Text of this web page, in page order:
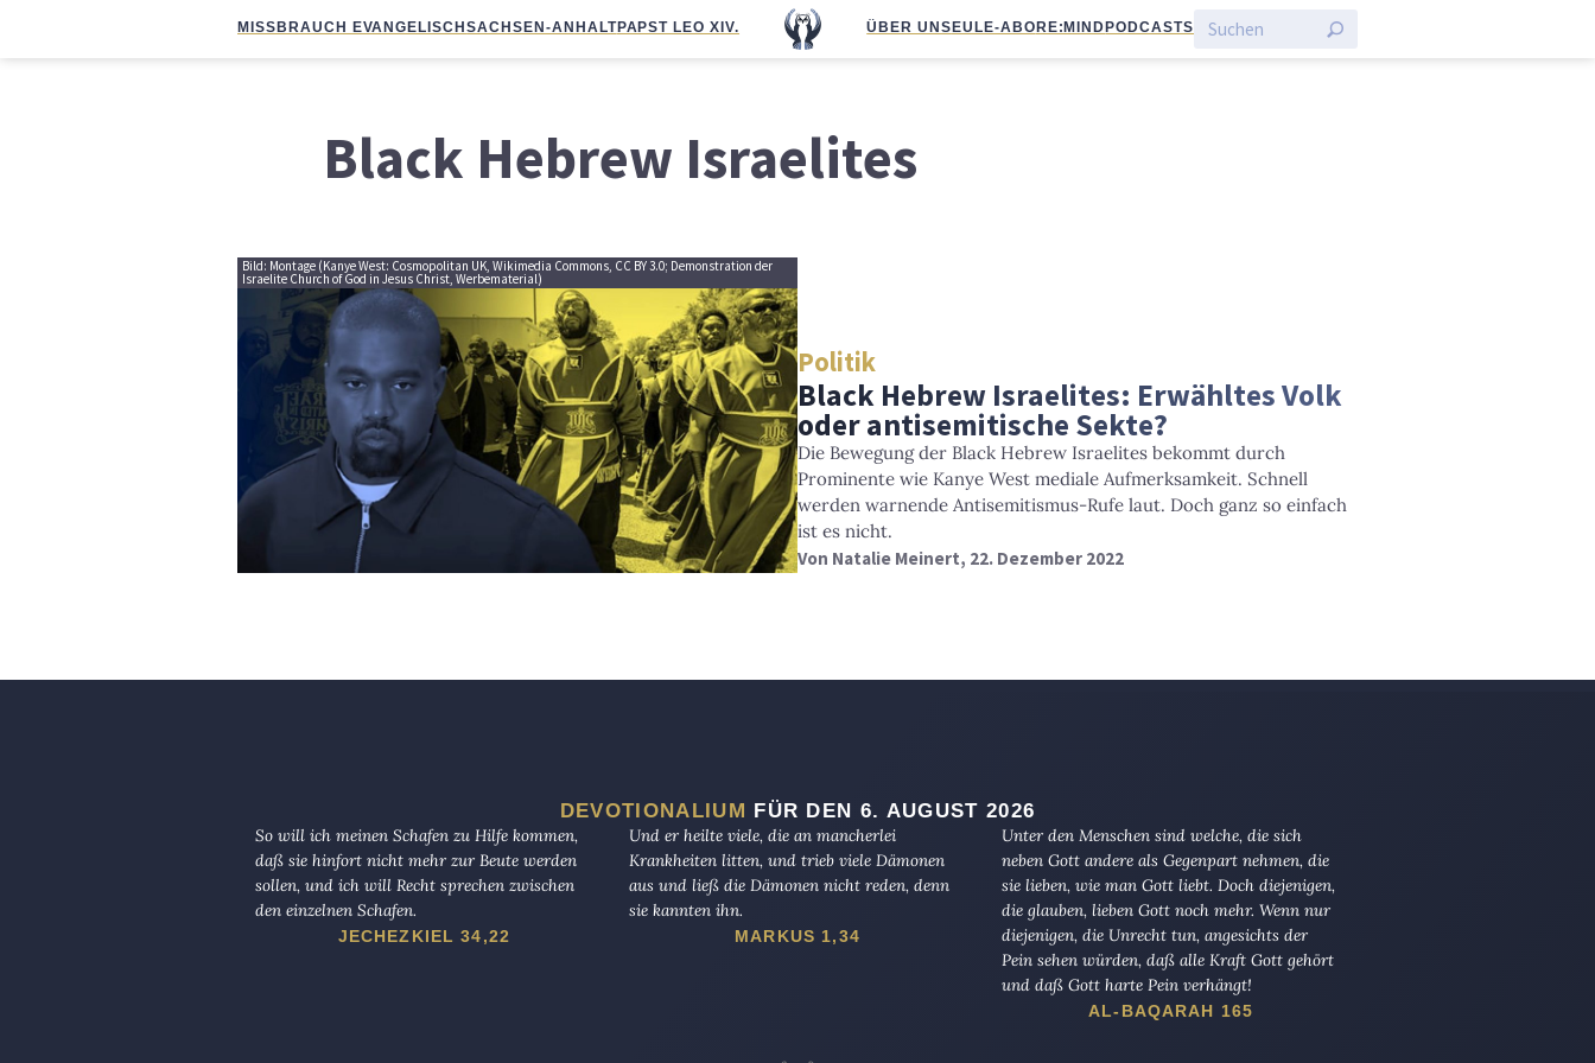
MISSBRAUCH EVANGELISCHSACHSEN-ANHALTPAPST LEO XIV. ÜBER UNS EULE-ABO RE:MIND PODCASTS
Black Hebrew Israelites
Bild: Montage (Kanye West: Cosmopolitan UK, Wikimedia Commons, CC BY 3.0; Demonstration der
Israelite Church of God in Jesus Christ, Werbematerial)
Politik
Black Hebrew Israelites: Erwähltes Volk
oder antisemitische Sekte?
Die Bewegung der Black Hebrew Israelites bekommt durch
Prominente wie Kanye West mediale Aufmerksamkeit. Schnell
werden warnende Antisemitismus-Rufe laut. Doch ganz so einfach
ist es nicht.
Von Natalie Meinert, 22. Dezember 2022
DEVOTIONALIUM FÜR DEN 6. AUGUST 2026
So will ich meinen Schafen zu Hilfe kommen,
daß sie hinfort nicht mehr zur Beute werden
sollen, und ich will Recht sprechen zwischen
den einzelnen Schafen.
JECHEZKIEL 34,22
Und er heilte viele, die an mancherlei
Krankheiten litten, und trieb viele Dämonen
aus und ließ die Dämonen nicht reden, denn
sie kannten ihn.
MARKUS 1,34
Unter den Menschen sind welche, die sich
neben Gott andere als Gegenpart nehmen, die
sie lieben, wie man Gott liebt. Doch diejenigen,
die glauben, lieben Gott noch mehr. Wenn nur
diejenigen, die Unrecht tun, angesichts der
Pein sehen würden, daß alle Kraft Gott gehört
und daß Gott harte Pein verhängt!
AL-BAQARAH 165